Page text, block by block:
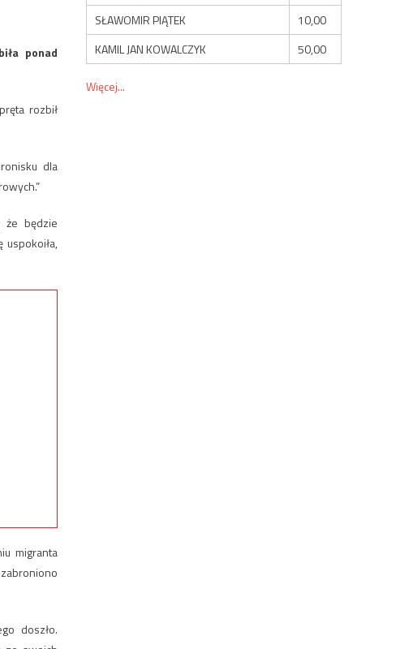
ponad
rozbił
dla
że będzie
migranta
doszło.
SŁAWOMIR PIĄTEK
10,00
KAMIL JAN KOWALCZYK
50,00
Więcej...